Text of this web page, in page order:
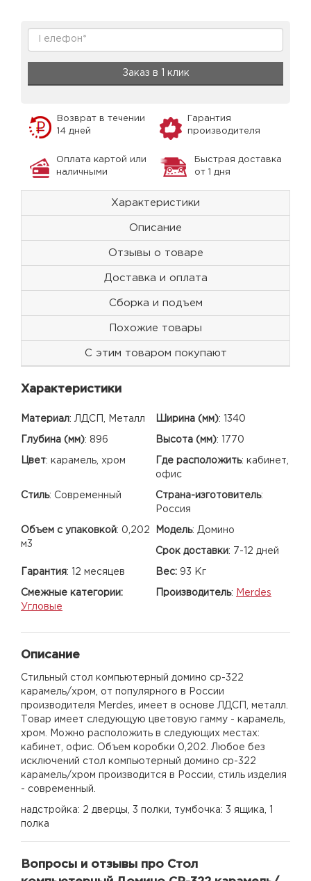
Заказ в 1 клик
Возврат в течении
14 дней
Гарантия
производителя
Оплата картой или
наличными
Быстрая доставка
от 1 дня
Характеристики
Описание
Отзывы о товаре
Доставка и оплата
Сборка и подъем
Похожие товары
С этим товаром покупают
Характеристики
Материал: ЛДСП, Металл Ширина (мм): 1340
Глубина (мм): 896 Высота (мм): 1770
Цвет: карамель, хром Где расположить: кабинет,
офис
Стиль: Современный Страна-изготовитель:
Россия
Объем с упаковкой: 0,202
м3
Модель: Домино
Срок доставки: 7-12 дней
Гарантия: 12 месяцев Вес: 93 Кг
Смежные категории:
Угловые
Производитель: Merdes
Описание
Стильный стол компьютерный домино ср-322
карамель/хром, от популярного в России
производителя Merdes, имеет в основе ЛДСП, металл.
Товар имеет следующую цветовую гамму - карамель,
хром. Можно расположить в следующих местах:
кабинет, офис. Объем коробки 0,202. Любое без
исключений стол компьютерный домино ср-322
карамель/хром производится в России, стиль изделия
- современный.
надстройка: 2 дверцы, 3 полки, тумбочка: 3 ящика, 1
полка
Вопросы и отзывы про Стол